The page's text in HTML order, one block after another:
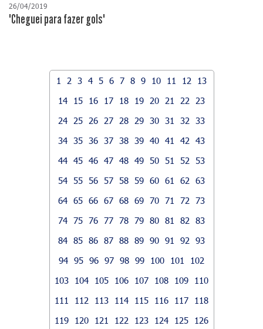
26/04/2019
"Cheguei para fazer gols"
1 2 3 4 5 6 7 8 9 10 11 12
13
14
15 16 17 18 19 20 21 22
23
24
25 26 27 28 29 30 31 32
33
34 35 36 37 38 39 40 41 42
43
44 45 46 47 48 49 50 51 52
53
54 55 56 57 58 59 60 61 62
63
64 65 66 67 68 69 70 71 72
73
74 75 76 77 78 79 80 81 82
83
84 85 86 87 88 89 90 91 92
93
94 95 96 97 98 99 100 101
102
103
104 105 106 107 108 109
110
111
112 113 114 115 116 117
118
119
120 121 122 123 124 125
126